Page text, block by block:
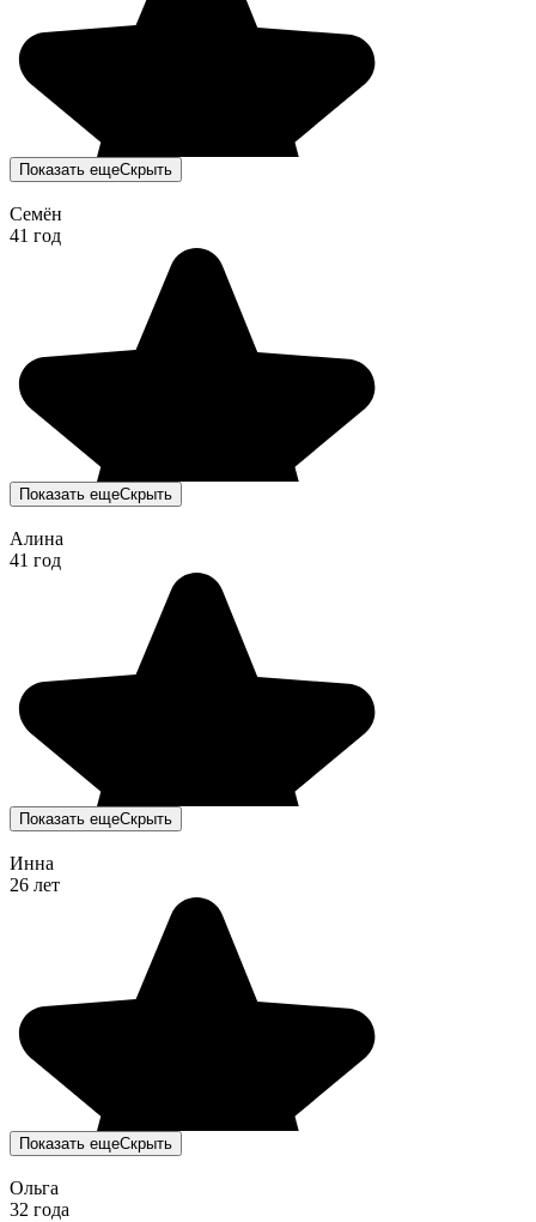
Показать ещеСкрыть
Семён
41 год
Показать ещеСкрыть
Алина
41 год
Показать ещеСкрыть
Инна
26 лет
Показать ещеСкрыть
Ольга
32 года